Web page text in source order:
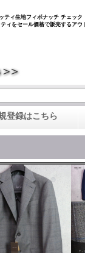
ティ生地フィボナッチ チェック
ィをセール価格で販売するアウ
登録はこちら